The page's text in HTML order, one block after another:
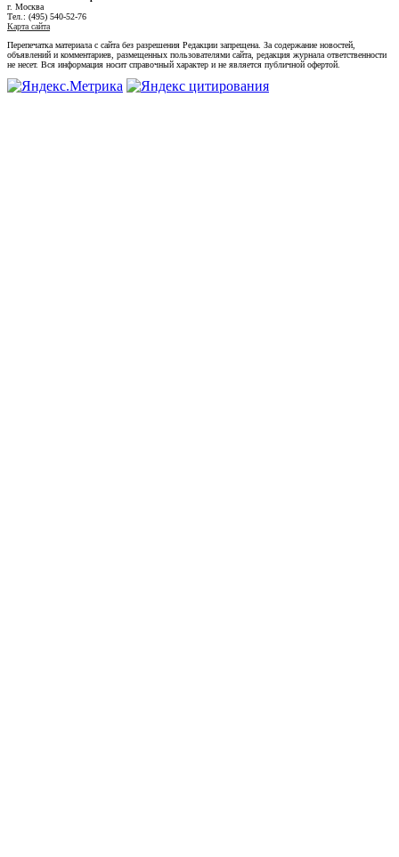
г. Москва
Тел.: (495) 540-52-76
Карта сайта
Перепечатка материала с сайта без разрешения Редакции запрещена. За содержание новостей,
объявлений и комментариев, размещенных пользователями сайта, редакция журнала ответственности
не несет. Вся информация носит справочный характер и не является публичной офертой.